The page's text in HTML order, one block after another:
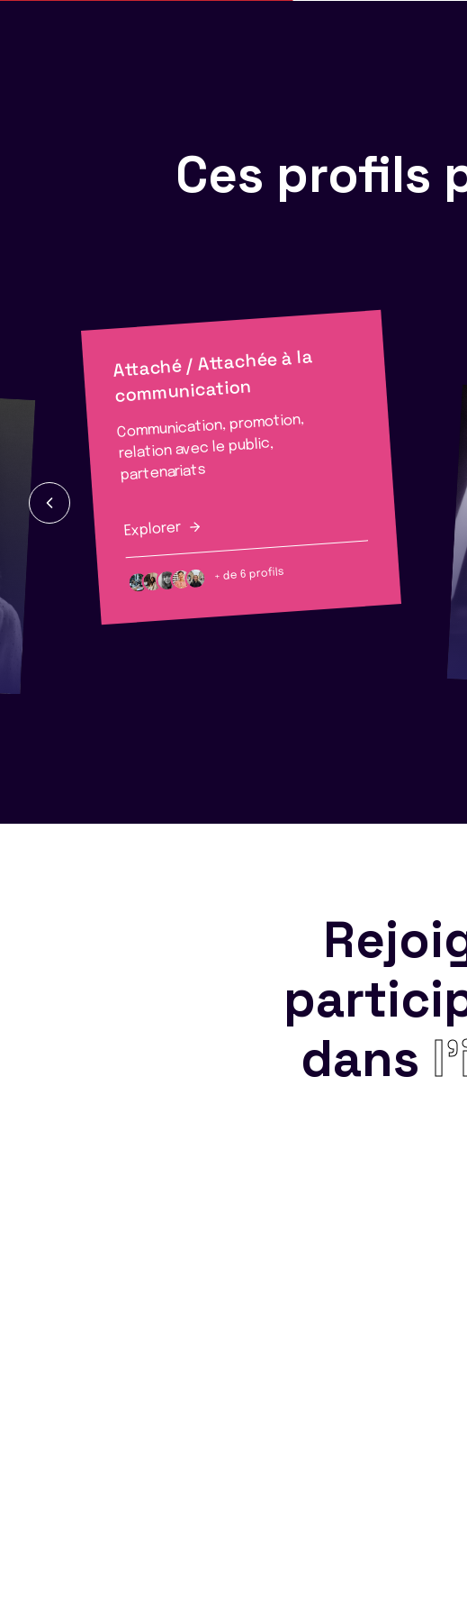
Ces profils
Attaché / Attachée à la
communication
Communication, promotion,
relation avec le public,
partenariats
Explorer
+ de 6 profils
dans